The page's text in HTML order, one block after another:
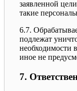
заявленной
такие
6.7.
подлежат
необходимости
иное не
7.